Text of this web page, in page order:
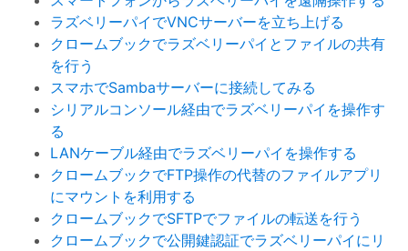
ラズベリーパイでVNCサーバーを立ち上げる
クロームブックでラズベリーパイとファイルの共有
を行う
スマホでSambaサーバーに接続してみる
シリアルコンソール経由でラズベリーパイを操作す
る
LANケーブル経由でラズベリーパイを操作する
クロームブックでFTP操作の代替のファイルアプリ
にマウントを利用する
クロームブックでSFTPでファイルの転送を行う
クロームブックで公開鍵認証でラズベリーパイにリ